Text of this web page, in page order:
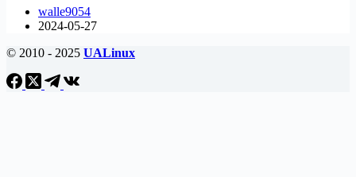
для
работы
Linux
walle9054
2024-05-27
© 2010 - 2025 UALinux